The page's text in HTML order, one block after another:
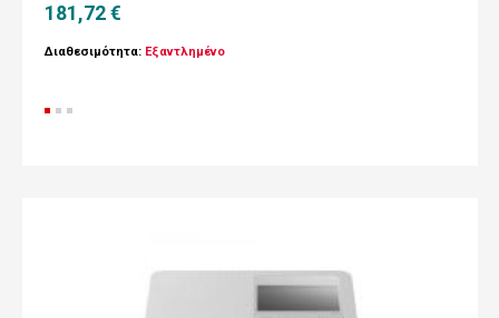
181,72 €
Διαθεσιμότητα: Εξαντλημένο